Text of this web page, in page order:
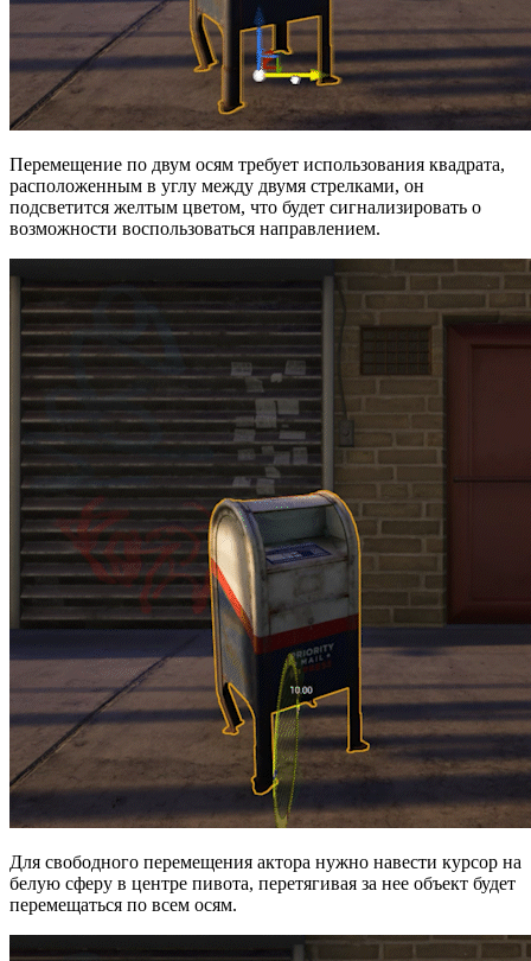
Перемещение по двум осям требует использования квадрата,
расположенным в углу между двумя стрелками, он
подсветится желтым цветом, что будет сигнализировать о
возможности воспользоваться направлением.
Для свободного перемещения актора нужно навести курсор на
белую сферу в центре пивота, перетягивая за нее объект будет
перемещаться по всем осям.